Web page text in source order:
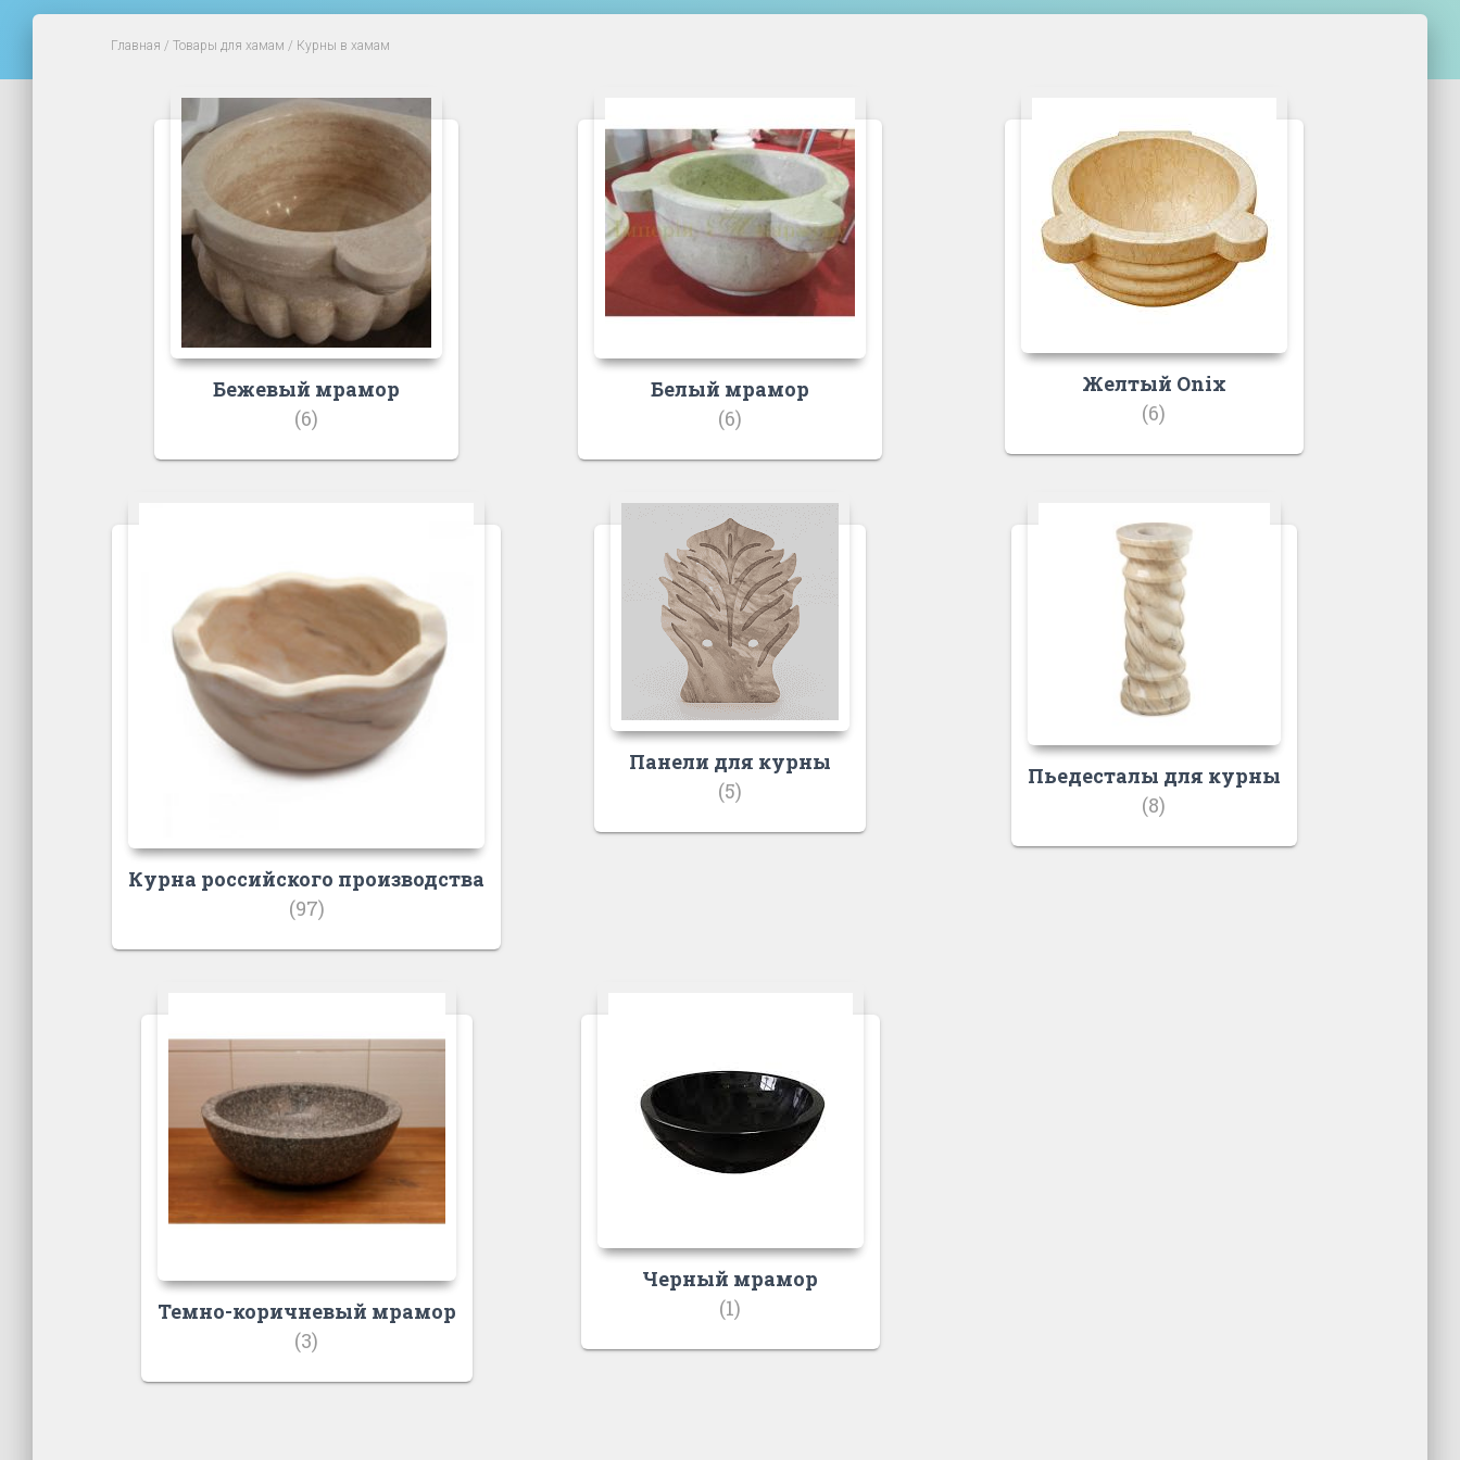
Главная / Товары для хамам / Курны в хамам
Бежевый мрамор
(6)
Белый мрамор
(6)
Желтый Onix
(6)
Курна российского производства
(97)
Панели для курны
(5)
Пьедесталы для курны
(8)
Темно-коричневый мрамор
(3)
Черный мрамор
(1)